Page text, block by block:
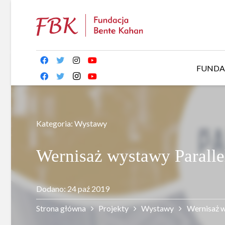
Kategoria: Wystawy
Wernisaż wystawy
Dodano:24 paź 2019
Strona główna Projekty Wystawy Wernisaż